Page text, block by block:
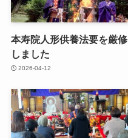
本寿院人形供養法要を厳修
しました
2026-04-12